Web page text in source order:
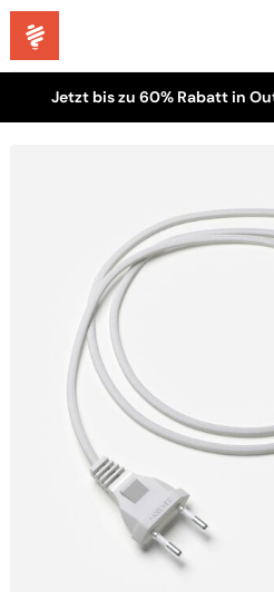
Jetzt bis zu 60% Rabatt in